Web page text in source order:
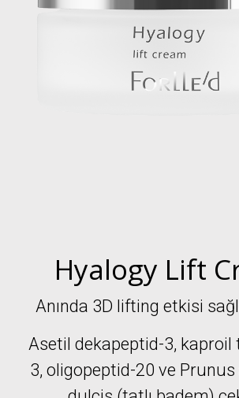
Hyalogy Lift
Anında 3D lifting etkisi
Asetil dekapeptid-3,
3, oligopeptid-20 ve